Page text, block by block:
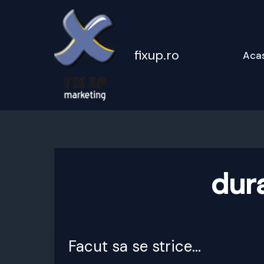
fixup.ro
Facut sa se strice…